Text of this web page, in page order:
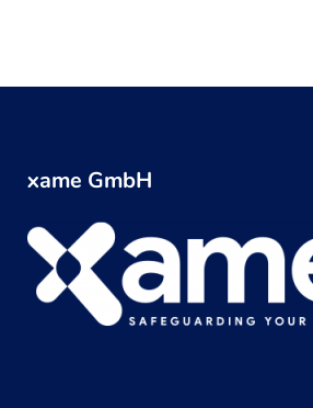
xame GmbH